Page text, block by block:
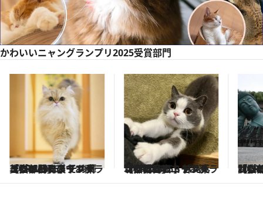
かわいいニャングランプリ2025受賞部門
2025.2.22
【かわいいニャングランプリ2025】パパ・ママ構って！ 甘えん坊部門発表！《CREA×ＢＳテレ東「猫の日」コラボ》 2025.2.22
【かわいいニャングランプリ2025】2度と撮れない！「奇跡の瞬間」部門発表！《CREA×ＢＳテレ東「猫の日」コラボ》 【かわいいニャングランプ